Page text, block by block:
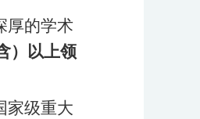
厚的学术
）以上领
家级重大